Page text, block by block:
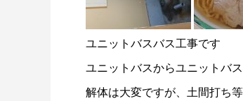
ユニットバスバス工事です
ユニットバスからユニットバ
解体は大変ですが、土間打ち